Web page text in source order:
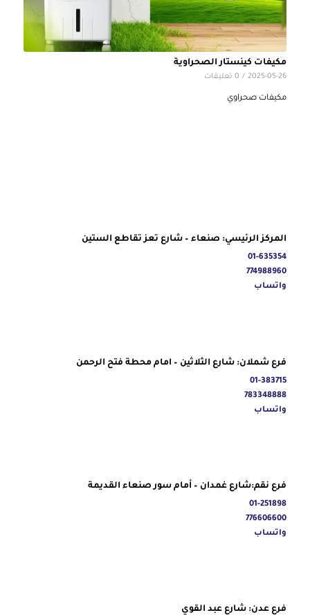
مكيفات كينستار الصحراوية
2025-05-26
/ 0 تعليقات
مكيفات صحراوي
المركز الرئيسي: صنعاء – شارع تعز تقاطع الستين
01-635354
774988960
واتساب
فرع شملان: شارع الثلاثين – امام محطة فتح الرحمن
01-383715
783348888
واتساب
فرع نقم:شارع غمدان – أمام سور صنعاء القديمة
01-251898
776606600
واتساب
فرع عدن: شارع عبد القوي